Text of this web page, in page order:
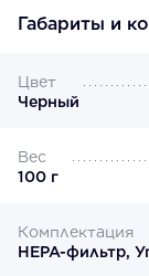
Габариты и
Цвет
Черный
Вес
100 г
Комплектация
HEPA-фильтр,